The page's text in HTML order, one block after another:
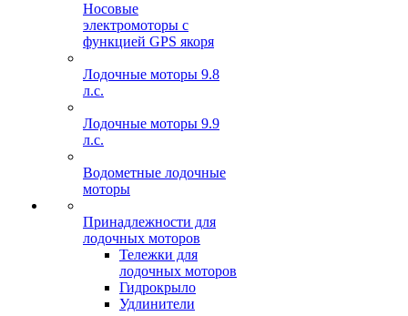
Носовые
электромоторы с
функцией GPS якоря
Лодочные моторы 9.8
л.с.
Лодочные моторы 9.9
л.с.
Водометные лодочные
моторы
Принадлежности для
лодочных моторов
Тележки для
лодочных моторов
Гидрокрыло
Удлинители